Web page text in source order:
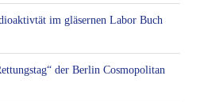
im gläsernen Labor Buch
der Berlin Cosmopolitan